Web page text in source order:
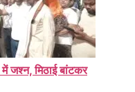
जश्न, मिठाई बांटकर